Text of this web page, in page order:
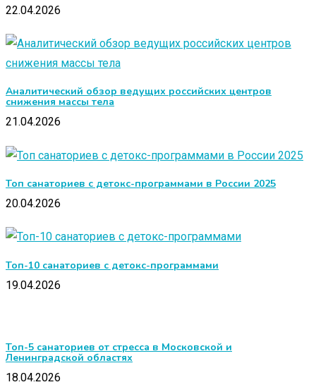
22.04.2026
Аналитический обзор ведущих российских центров
снижения массы тела
21.04.2026
Топ санаториев с детокс-программами в России 2025
20.04.2026
Топ-10 санаториев с детокс-программами
19.04.2026
Топ-5 санаториев от стресса в Московской и
Ленинградской областях
18.04.2026